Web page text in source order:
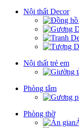
Nội thất Decor
Nội thất trẻ em
Phòng tắm
Phòng thờ